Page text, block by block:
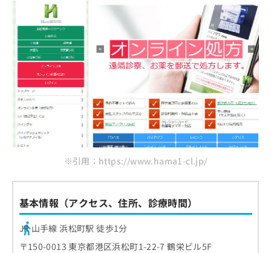
※引用：https://www.hama1-cl.jp/
基本情報（アクセス、住所、診療時間）
JR 山手線 浜松町駅 徒歩1分
〒150-0013 東京都港区浜松町1-22-7 鶴栄ビル5F